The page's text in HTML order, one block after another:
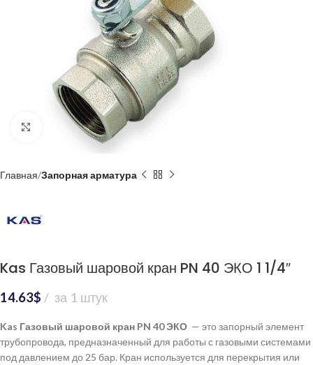
Нажмите, чтобы увеличить
Главная Запорная арматура
Kas Газовый шаровой кран PN 40 ЭКО 1 1/4″
14.63$ за 1 штук
Kas Газовый шаровой кран PN 40 ЭКО — это запорный элемент
трубопровода, предназначенный для работы с газовыми системами
под давлением до 25 бар. Кран используется для перекрытия или